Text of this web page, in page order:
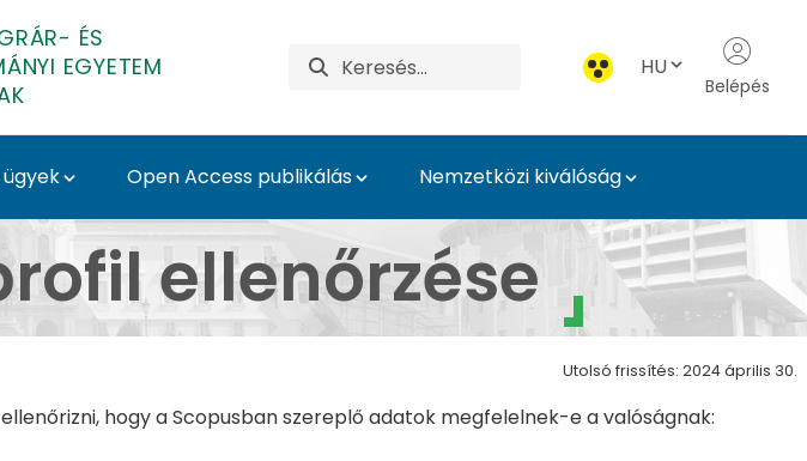
ÉS
EGYETEM
HU
Belépés
ügyek Open Access publikálás Nemzetközi kiválóság
Egyetemi Könyvtár és
ellenőrzése
Utolsó frissítés: 2024 április 30.
hogy a Scopusban szereplő adatok megfelelnek-e a valóságnak: